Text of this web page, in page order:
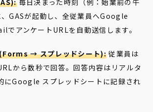
毎日決まった時刻（例：始業前の午
GASが起動し、全従業員へGoogle
アンケートURLを自動送信します。
→ スプレッドシート): 従業員は
から数秒で回答。回答内容はリアルタ
にGoogle スプレッドシートに記録され